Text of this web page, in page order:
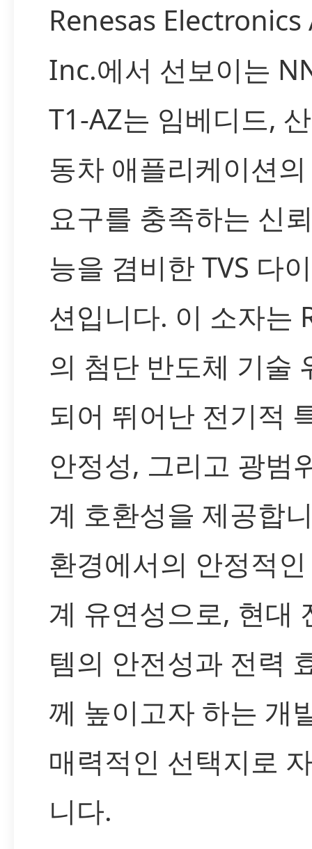
Renesas
Inc.에서 선보이는
T1-AZ는 임베디드,
동차 애플리케이션
요구를 충족하는 신
능을 겸비한 TVS 다
션입니다. 이 소자는
의 첨단 반도체 기술
되어 뛰어난 전기적
안정성, 그리고 광범
계 호환성을 제공합
환경에서의 안정적
계 유연성으로, 현대
템의 안전성과 전력
께 높이고자 하는 개
매력적인 선택지로
니다.